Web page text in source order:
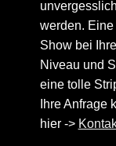
werden.
Show bei
Niveau und
eine tolle
Ihre Anfrage
hier ->